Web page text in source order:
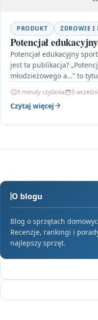
PRODUKT ZDROWIE I
Potencjał
Potencjał edukacyjny
jest ta publikacja?
młodzieżowego a…” to
5 minuty czytania 5
Czytaj więcej
O blogu
Blog o sprzętach
Recenzje, rankingi i
najlepszy sprzęt.